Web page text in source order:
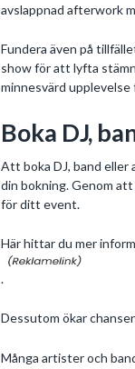
avslappnad afterwork
Fundera även på
show för att lyfta
minnesvärd upplevelse
Boka DJ,
Att boka DJ, band
din bokning. Genom
för ditt event.
Här hittar du mer
.
Dessutom ökar
Många artister och